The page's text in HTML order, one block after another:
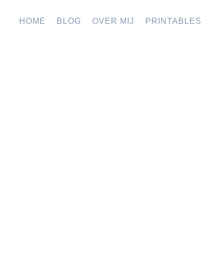
HOME BLOG OVER MIJ PRINTABLES